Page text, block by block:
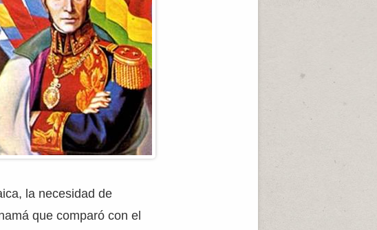
la necesidad de
que comparó con el